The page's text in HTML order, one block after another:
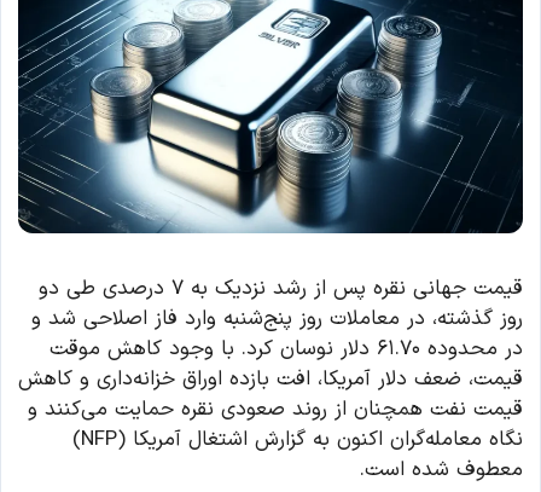
قیمت جهانی نقره پس از رشد نزدیک به ۷ درصدی طی دو
روز گذشته، در معاملات روز پنج‌شنبه وارد فاز اصلاحی شد و
در محدوده ۶۱.۷۰ دلار نوسان کرد. با وجود کاهش موقت
قیمت، ضعف دلار آمریکا، افت بازده اوراق خزانه‌داری و کاهش
قیمت نفت همچنان از روند صعودی نقره حمایت می‌کنند و
نگاه معامله‌گران اکنون به گزارش اشتغال آمریکا (NFP)
معطوف شده است.